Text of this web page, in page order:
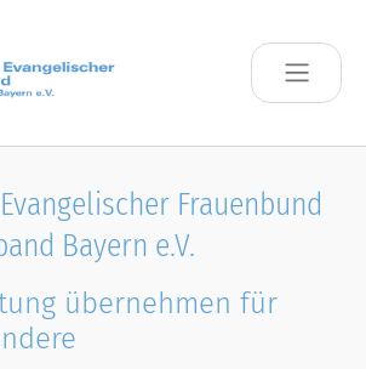
Frauenbund
Bayern e.V.
übernehmen für